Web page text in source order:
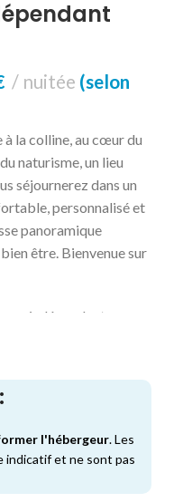
nuitée (selon
à la colline, au cœur du
naturisme, un lieu
séjournerez dans un
personnalisé et
panoramique
être. Bienvenue sur
indépendant,
lit, une kitchenette
privative de 60 m2
détente, chaises
repas protégé par un
l'hébergeur. Les
et ne sont pas